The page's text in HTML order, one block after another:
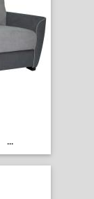
...